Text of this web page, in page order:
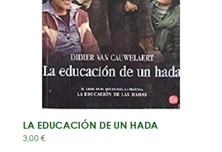
LA EDUCACIÓN DE UN HADA
3,00€